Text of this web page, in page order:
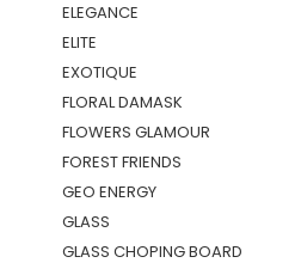
ELEGANCE
ELITE
EXOTIQUE
FLORAL DAMASK
FLOWERS GLAMOUR
FOREST FRIENDS
GEO ENERGY
GLASS
GLASS CHOPING BOARD